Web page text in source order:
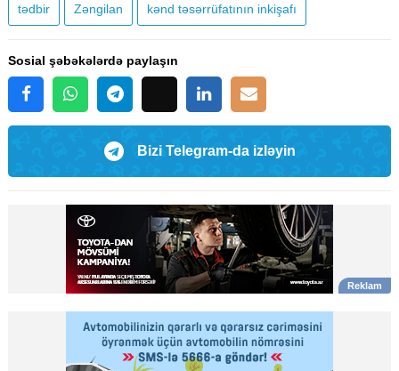
tədbir Zəngilan kənd təsərrüfatının inkişafı
Sosial şəbəkələrdə paylaşın
Bizi Telegram-da izləyin